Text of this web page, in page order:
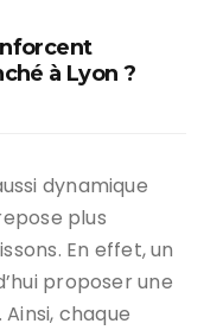
à Lyon ?
dynamique
plus
En effet, un
proposer une
chaque